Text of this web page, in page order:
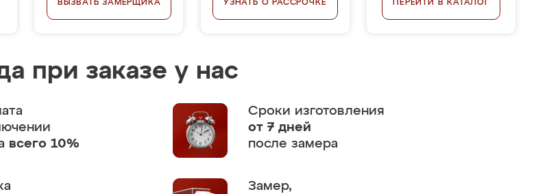
ВЫЗВАТЬ ЗАМЕРЩИКА УЗНАТЬ О РАССРОЧКЕ ПЕРЕЙТИ В КАТАЛОГ
при заказе у нас
всего 10%
Сроки изготовления
от 7 дней
после замера
Замер,